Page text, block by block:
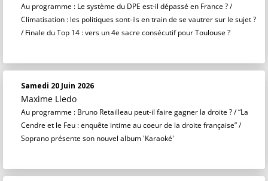
Au programme : Le système du DPE est-il dépassé en France ? /
Climatisation : les politiques sont-ils en train de se vautrer sur le sujet ?
/ Finale du Top 14 : vers un 4e sacre consécutif pour Toulouse ?
Samedi 20 Juin 2026
Maxime Lledo
Au programme : Bruno Retailleau peut-il faire gagner la droite ? / “La
Cendre et le Feu : enquête intime au coeur de la droite française” /
Soprano présente son nouvel album 'Karaoké'